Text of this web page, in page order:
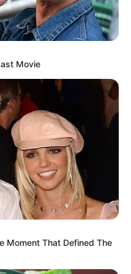
a
de 'Los
a la extorsión
Movie
Moment That Defined The